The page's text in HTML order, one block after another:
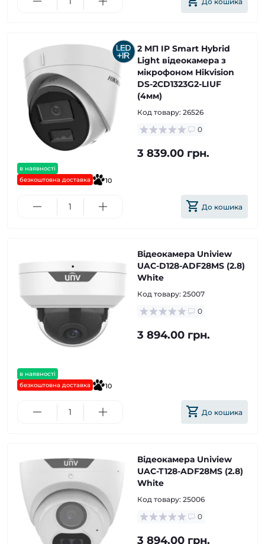
в наявності
безкоштовна доставка
10
2 МП IP Smart Hybrid
Light відеокамера з
мікрофоном Hikvision
DS-2CD1323G2-LIUF
(4мм)
Код товару: 26526
0
3 839.00 грн.
До кошика
в наявності
безкоштовна доставка
10
Відеокамера Uniview
UAC-D128-ADF28MS (2.8)
White
Код товару: 25007
0
3 894.00 грн.
До кошика
Відеокамера Uniview
UAC-T128-ADF28MS (2.8)
White
Код товару: 25006
0
3 894.00 грн.